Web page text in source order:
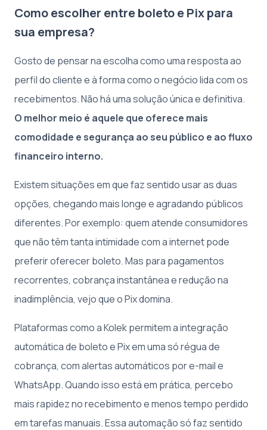
Como escolher entre boleto e Pix para
sua empresa?
Gosto de pensar na escolha como uma resposta ao
perfil do cliente e à forma como o negócio lida com os
recebimentos. Não há uma solução única e definitiva.
O melhor meio é aquele que oferece mais
comodidade e segurança ao seu público e ao fluxo
financeiro interno.
Existem situações em que faz sentido usar as duas
opções, chegando mais longe e agradando públicos
diferentes. Por exemplo: quem atende consumidores
que não têm tanta intimidade com a internet pode
preferir oferecer boleto. Mas para pagamentos
recorrentes, cobrança instantânea e redução na
inadimplência, vejo que o Pix domina.
Plataformas como a Kolek permitem a integração
automática de boleto e Pix em uma só régua de
cobrança, com alertas automáticos por e-mail e
WhatsApp. Quando isso está em prática, percebo
mais rapidez no recebimento e menos tempo perdido
em tarefas manuais. Essa automação só faz sentido